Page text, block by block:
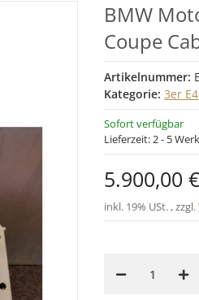
BMW
Coupe
Artikelnummer:
Kategorie: 3er
Sofort verfügbar
Lieferzeit:2 - 5
5.900,00 €
inkl. 19% USt. , zzgl.